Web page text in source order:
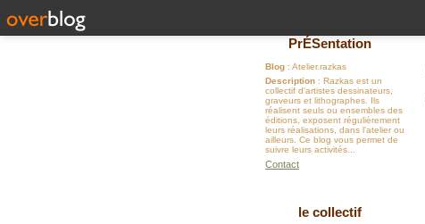
PrÉSentation
Blog : Atelier.razkas
Description : Razkas est un
collectif d'artistes dessinateurs,
graveurs et lithographes. Ils
réalisent seuls ou ensembles des
éditions, exposent régulièrement
leurs réalisations, dans l'atelier ou
ailleurs. Ce blog vous permet de
suivre leurs activités...
Contact
le collectif